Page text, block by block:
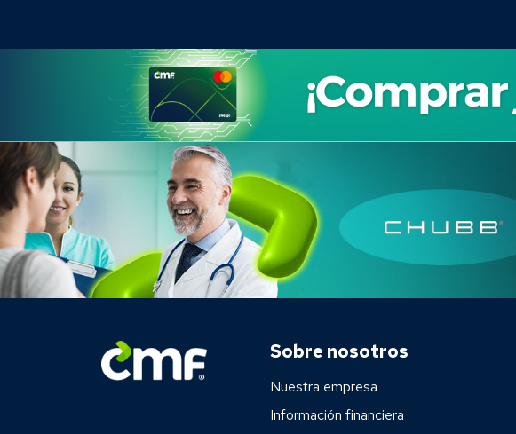
Sobre nosotros
Nuestra empresa
Información financiera